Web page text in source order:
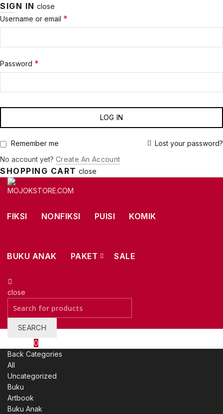
SIGN IN close
Username or email *
Password *
LOG IN
Lost your password?
Remember me
No account yet? Create An Account
SHOPPING CART close
FIKSI NONFIKSI PUISI KOMIK
BUKU ANAK PAKET SALE
close
for:
SEARCH
0
Back Categories
All
Uncategorized
Buku
Artbook
Buku Anak